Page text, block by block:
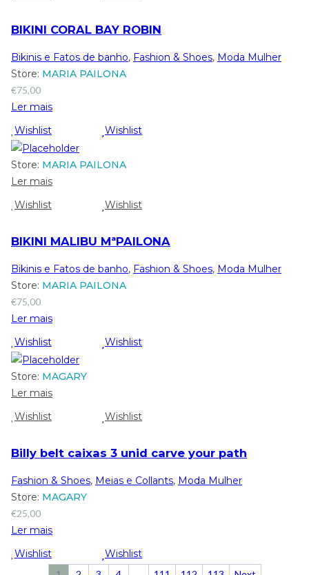
BIKINI CORAL BAY ROBIN
Bikinis e Fatos de banho, Fashion & Shoes, Moda Mulher
Store: MARIA PAILONA
€75,00
Ler mais
Wishlist
Wishlist
Store: MARIA PAILONA
Ler mais
Wishlist
Wishlist
BIKINI MALIBU MªPAILONA
Bikinis e Fatos de banho, Fashion & Shoes, Moda Mulher
Store: MARIA PAILONA
€75,00
Ler mais
Wishlist
Wishlist
Store: MAGARY
Ler mais
Wishlist
Wishlist
Billy belt caixas 3 unid carve your path
Fashion & Shoes, Meias e Collants, Moda Mulher
Store: MAGARY
€25,00
Ler mais
Wishlist
Wishlist